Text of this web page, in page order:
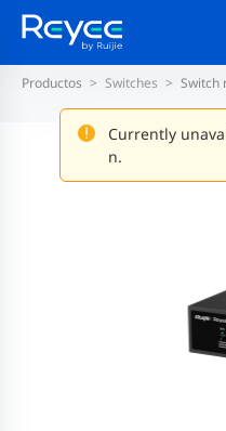
Currently
n.
Productos Switches Switch